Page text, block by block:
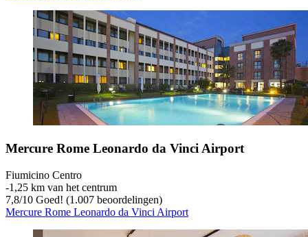
Mercure Rome Leonardo da Vinci Airport
Fiumicino Centro
‐1,25 km van het centrum
7,8/10 Goed! (1.007 beoordelingen)
Mercure Rome Leonardo da Vinci Airport